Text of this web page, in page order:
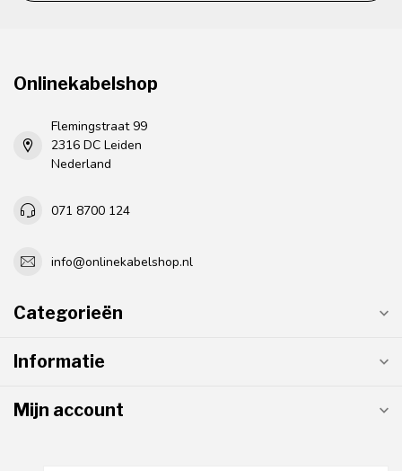
Onlinekabelshop
Flemingstraat 99
2316 DC Leiden
Nederland
071 8700 124
info@onlinekabelshop.nl
Categorieën
Informatie
Mijn account